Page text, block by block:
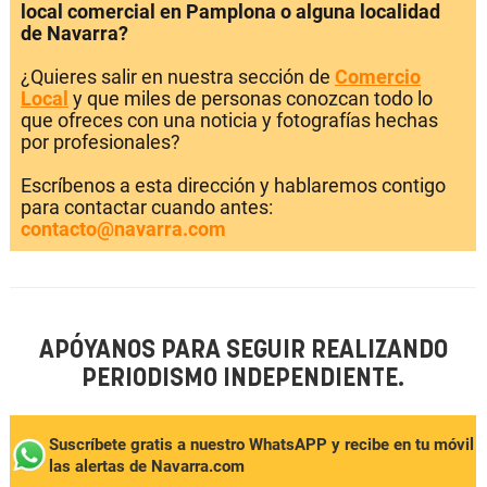
local comercial en Pamplona o alguna localidad
de Navarra?
¿Quieres salir en nuestra sección de Comercio
Local y que miles de personas conozcan todo lo
que ofreces con una noticia y fotografías hechas
por profesionales?
Escríbenos a esta dirección y hablaremos contigo
para contactar cuando antes:
contacto@navarra.com
APÓYANOS PARA SEGUIR REALIZANDO
PERIODISMO INDEPENDIENTE.
Suscríbete gratis a nuestro WhatsAPP y recibe en tu móvil
las alertas de Navarra.com